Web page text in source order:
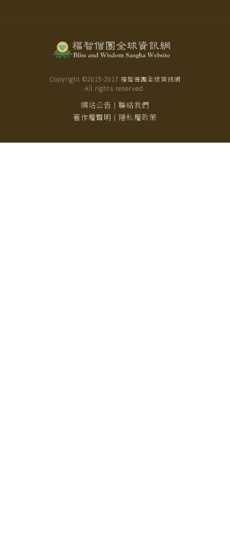
Copyright ©2015-2017 福智僧團全球資訊網
All rights reserved.
網站公告 | 聯絡我們
著作權聲明 | 隱私權政策